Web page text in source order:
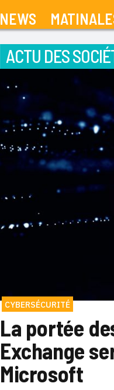
NEWS
ACTU DES
CYBERSÉCURITÉ
La portée
Exchange
Microsoft